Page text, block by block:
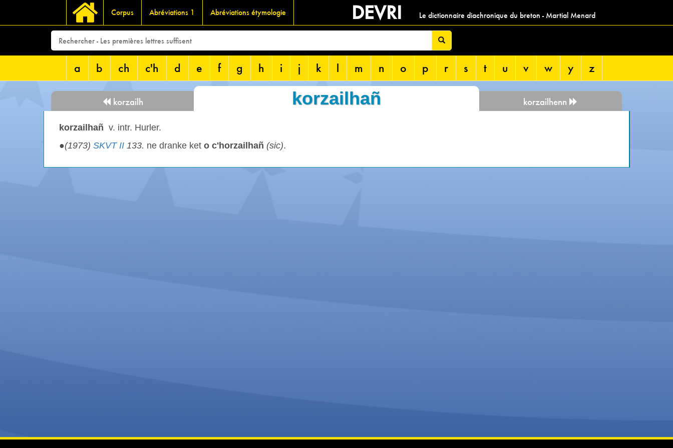
Corpus Abréviations 1 Abréviations étymologie DEVRI Le dictionnaire diachronique du breton - Martial Menard
a b ch c'h d e f g h i j k l m n o p r s t u v w y z
korzailh korzailhañ korzailhenn
korzailhañ v. intr. Hurler.
●(1973) SKVT II 133. ne dranke ket o c'horzailhañ (sic).